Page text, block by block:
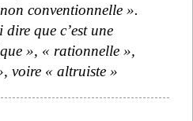
conventionnelle ».
dire que c’est une
», « rationnelle »,
voire « altruiste »